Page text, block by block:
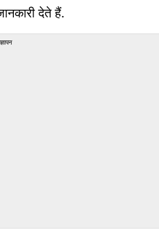
देते हैं.